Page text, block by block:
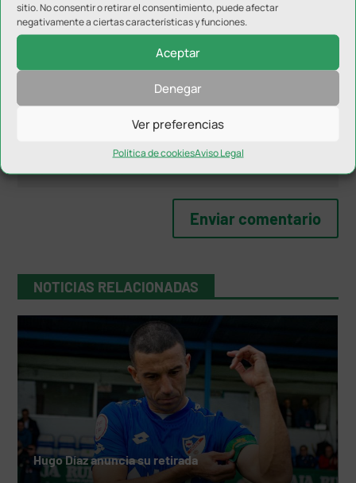
sitio. No consentir o retirar el consentimiento, puede afectar
negativamente a ciertas características y funciones.
Aceptar
Denegar
Ver preferencias
Política de cookiesAviso Legal
NOTICIAS RELACIONADAS
Hugo Díaz anuncia su retirada